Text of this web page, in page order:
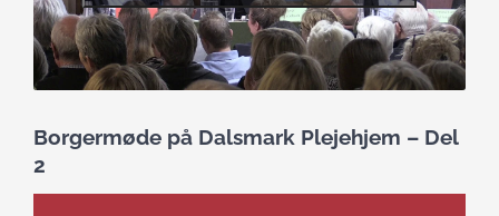
Borgermøde på Dalsmark Plejehjem – Del
2